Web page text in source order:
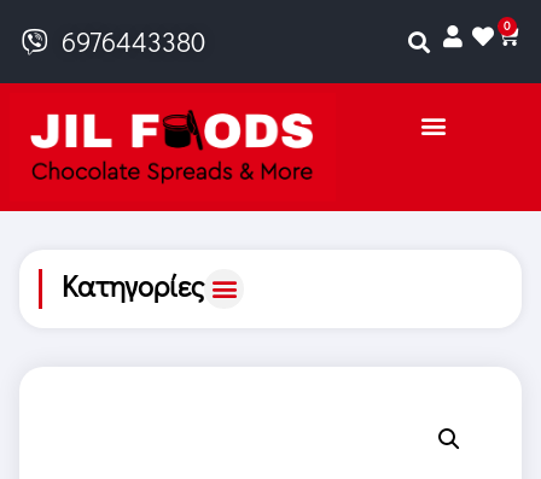
6976443380 0
Κατηγορίες